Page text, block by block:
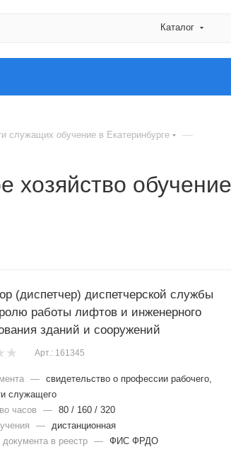
Каталог
служащих обучение в Екатеринбурге —
(диспетчер) диспетчерской службы
работы лифтов и инженерного
зданий и сооружений
Арт.: 161345
— свидетельство о профессии рабочего,
служащего
часов
— 80 / 160 / 320
—
дистанционная
в реестр
— ФИС ФРДО